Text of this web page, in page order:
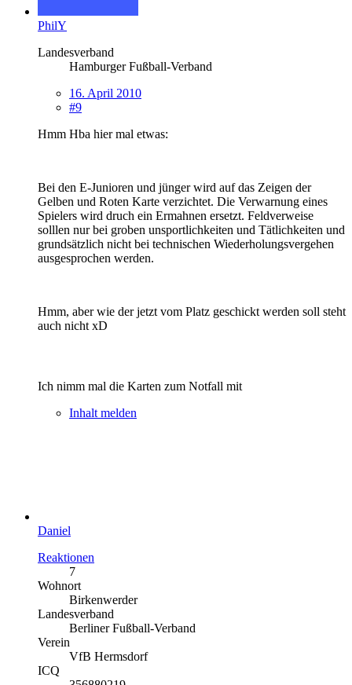
PhilY
Landesverband
Hamburger Fußball-Verband
16. April 2010
#9
Hmm Hba hier mal etwas:
Bei den E-Junioren und jünger wird auf das Zeigen der
Gelben und Roten Karte verzichtet. Die Verwarnung eines
Spielers wird druch ein Ermahnen ersetzt. Feldverweise
solllen nur bei groben unsportlichkeiten und Tätlichkeiten und
grundsätzlich nicht bei technischen Wiederholungsvergehen
ausgesprochen werden.
Hmm, aber wie der jetzt vom Platz geschickt werden soll steht
auch nicht xD
Ich nimm mal die Karten zum Notfall mit
Inhalt melden
Daniel
Reaktionen
7
Wohnort
Birkenwerder
Landesverband
Berliner Fußball-Verband
Verein
VfB Hermsdorf
ICQ